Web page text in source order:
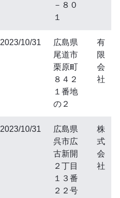
－８０
１
2023/10/31
広島県
尾道市
栗原町
８４２
１番地
の２
有
限
会
社
2023/10/31
広島県
呉市広
古新開
２丁目
１３番
２２号
株
式
会
社